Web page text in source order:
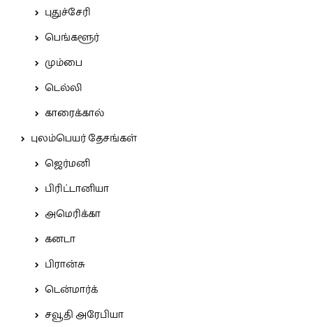
புதுச்சேரி
பெங்களூர்
மும்பை
டெல்லி
காரைக்கால்
புலம்பெயர் தேசங்கள்
ஜெர்மனி
பிரிட்டானியா
அமெரிக்கா
கனடா
பிரான்சு
டென்மார்க்
சவூதி அரேபியா